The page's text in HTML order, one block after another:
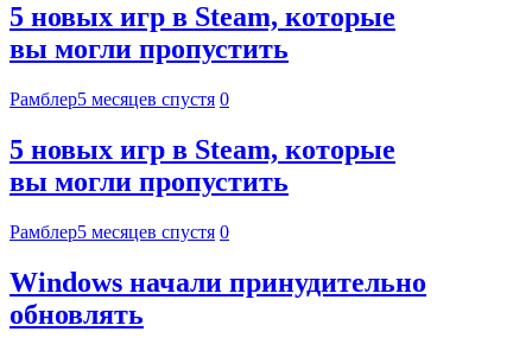
5 новых игр в Steam, которые
вы могли пропустить
Рамблер5 месяцев спустя 0
5 новых игр в Steam, которые
вы могли пропустить
Рамблер5 месяцев спустя 0
Windows начали принудительно
обновлять